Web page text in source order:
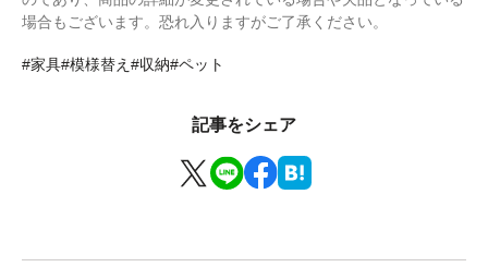
場合もございます。恐れ入りますがご了承ください。
#家具#模様替え #収納#ペット
記事をシェア